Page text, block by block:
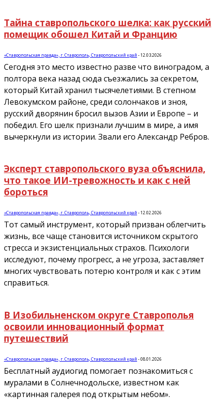
Тайна ставропольского шелка: как русский
помещик обошел Китай и Францию
«Ставропольская правда», г. Ставрополь, Ставропольский край -12.03.2026
Сегодня это место известно разве что виноградом, а
полтора века назад сюда съезжались за секретом,
который Китай хранил тысячелетиями. В степном
Левокумском районе, среди солончаков и зноя,
русский дворянин бросил вызов Азии и Европе – и
победил. Его шелк признали лучшим в мире, а имя
вычеркнули из истории. Звали его Александр Ребров.
Эксперт ставропольского вуза объяснила,
что такое ИИ-тревожность и как с ней
бороться
«Ставропольская правда», г. Ставрополь, Ставропольский край -12.02.2026
Тот самый инструмент, который призван облегчить
жизнь, все чаще становится источником скрытого
стресса и экзистенциальных страхов. Психологи
исследуют, почему прогресс, а не угроза, заставляет
многих чувствовать потерю контроля и как с этим
справиться.
В Изобильненском округе Ставрополья
освоили инновационный формат
путешествий
«Ставропольская правда», г. Ставрополь, Ставропольский край -08.01.2026
Бесплатный аудиогид помогает познакомиться с
муралами в Солнечнодольске, известном как
«картинная галерея под открытым небом».